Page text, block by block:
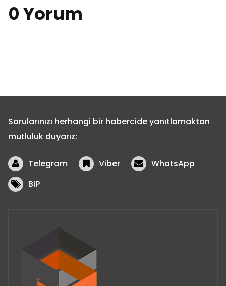
0 Yorum
Sorularınızı herhangi bir habercide yanıtlamaktan
mutluluk duyarız:
Telegram Viber
WhatsApp
BiP